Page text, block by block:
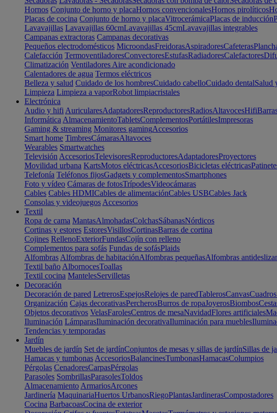
Hornos Conjunto de horno y placaHornos convencionalesHornos pirolíticos
Placas de cocina Conjunto de horno y placaVitrocerámicaPlacas de inducción
Lavavajillas Lavavajillas 60cmLavavajillas 45cmLavavajillas integrables
Campanas extractoras Campanas decorativas
Pequeños electrodomésticos MicroondasFreidorasAspiradoresCafeteras
Calefacción TermoventiladoresConvectoresEstufasRadiadoresCalefactores
Climatización Ventiladores Aire acondicionado
Calentadores de agua Termos eléctricos
Belleza y salud Cuidado de los hombresCuidado cabelloCuidado dentalSalud
Limpieza Limpieza a vaporRobot limpiacristales
Electrónica
Audio y hifi AuricularesAdaptadoresReproductoresRadiosAltavocesHifi
Informática AlmacenamientoTabletsComplementosPortátilesImpresoras
Gaming & streaming Monitores gamingAccesorios
Smart home TimbresCámarasAltavoces
Wearables Smartwatches
Televisión AccesoriosTelevisoresReproductoresAdaptadoresProyectores
Movilidad urbana KartsMotos eléctricasAccesoriosBicicletas eléctricas
Telefonía Teléfonos fijosGadgets y complementosSmartphones
Foto y vídeo Cámaras de fotosTrípodesVideocámaras
Cables Cables HDMICables de alimentaciónCables USBCables Jack
Consolas y videojuegos Accesorios
Textil
Ropa de cama MantasAlmohadasColchasSábanasNórdicos
Cortinas y estores EstoresVisillosCortinasBarras de cortina
Cojines RellenoExteriorFundasCojín con relleno
Complementos para sofás Fundas de sofásPlaids
Alfombras Alfombras de habitaciónAlfombras pequeñasAlfombras
Textil baño AlbornocesToallas
Textil cocina MantelesServilletas
Decoración
Decoración de pared LetrerosEspejosRelojes de paredTablerosCanvas
Organización Cajas decorativasPercherosBurros de ropaJoyerosBiombos
Objetos decorativos VelasFarolesCentros de mesaNavidadFlores artificiales
Iluminación LámparasIluminación decorativaIluminación para muebles
Tendencias y temporadas
Jardín
Muebles de jardín Set de jardínConjuntos de mesas y sillas de jardínSillas de
Hamacas y tumbonas AccesoriosBalancinesTumbonasHamacasColumpios
Pérgolas CenadoresCarpasPérgolas
Parasoles SombrillasParasolesToldos
Almacenamiento ArmariosArcones
Jardinería MaquinariaHuertos UrbanosRiegoPlantasJardinerasCompostadores
Cocina BarbacoasCocina de exterior